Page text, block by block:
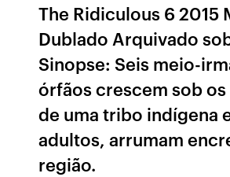
The Ridiculous 6 2015
Dublado Arquivado
Sinopse: Seis meio-
órfãos crescem sob
de uma tribo indígena
adultos, arrumam
região.